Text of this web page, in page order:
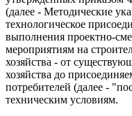
(далее - Методические
технологическое
выполнения проектно-
мероприятиям на
хозяйства - от
хозяйства до
потребителей (далее -
техническим условиям.